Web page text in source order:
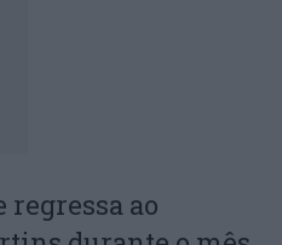
regressa ao